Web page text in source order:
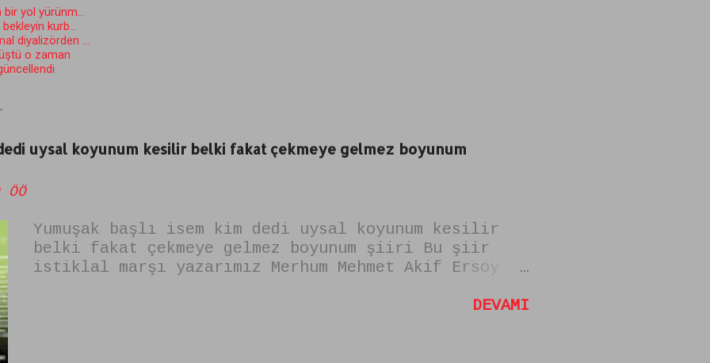
bir yol yürünm...
kurb...
diyalizörden ...
o zaman
dedi uysal koyunum kesilir belki fakat çekmeye gelmez boyunum
Yumuşak başlı isem kim dedi uysal koyunum kesilir
belki fakat çekmeye gelmez boyunum şiiri Bu şiir
istiklal marşı yazarımız Merhum Mehmet Akif Ersoy
alkışlayamam" dır. yumuşak başlıysam uysal koyunDEVAMI